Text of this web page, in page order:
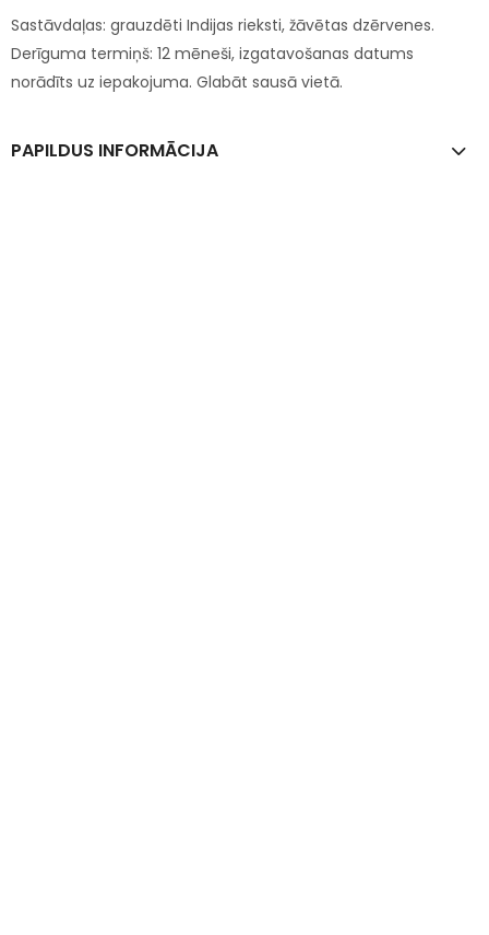
Sastāvdaļas: grauzdēti Indijas rieksti, žāvētas dzērvenes.
Derīguma termiņš: 12 mēneši, izgatavošanas datums
norādīts uz iepakojuma. Glabāt sausā vietā.
PAPILDUS INFORMĀCIJA